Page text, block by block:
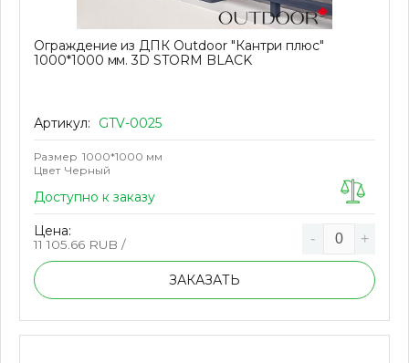
Ограждение из ДПК Outdoor "Кантри плюс"
1000*1000 мм. 3D STORM BLACK
Артикул: GTV-0025
Размер 1000*1000 мм
Цвет Черный
Доступно к заказу
Цена:
11 105.66 RUB / - +
ЗАКАЗАТЬ